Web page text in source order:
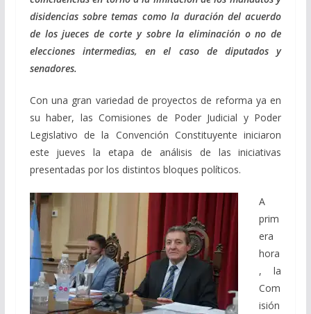
disidencias sobre temas como la duración del acuerdo
de los jueces de corte y sobre la eliminación o no de
elecciones intermedias, en el caso de diputados y
senadores.
Con una gran variedad de proyectos de reforma ya en
su haber, las Comisiones de Poder Judicial y Poder
Legislativo de la Convención Constituyente iniciaron
este jueves la etapa de análisis de las iniciativas
presentadas por los distintos bloques políticos.
A
prim
era
hora
, la
Com
isión